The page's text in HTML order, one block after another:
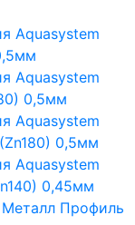
Aquasystem
Aquasystem
0,5мм
Aquasystem
0,5мм
Aquasystem
0,45мм
Профиль